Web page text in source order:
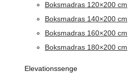
Boksmadras 120×200 cm
Boksmadras 140×200 cm
Boksmadras 160×200 cm
Boksmadras 180×200 cm
Elevationssenge